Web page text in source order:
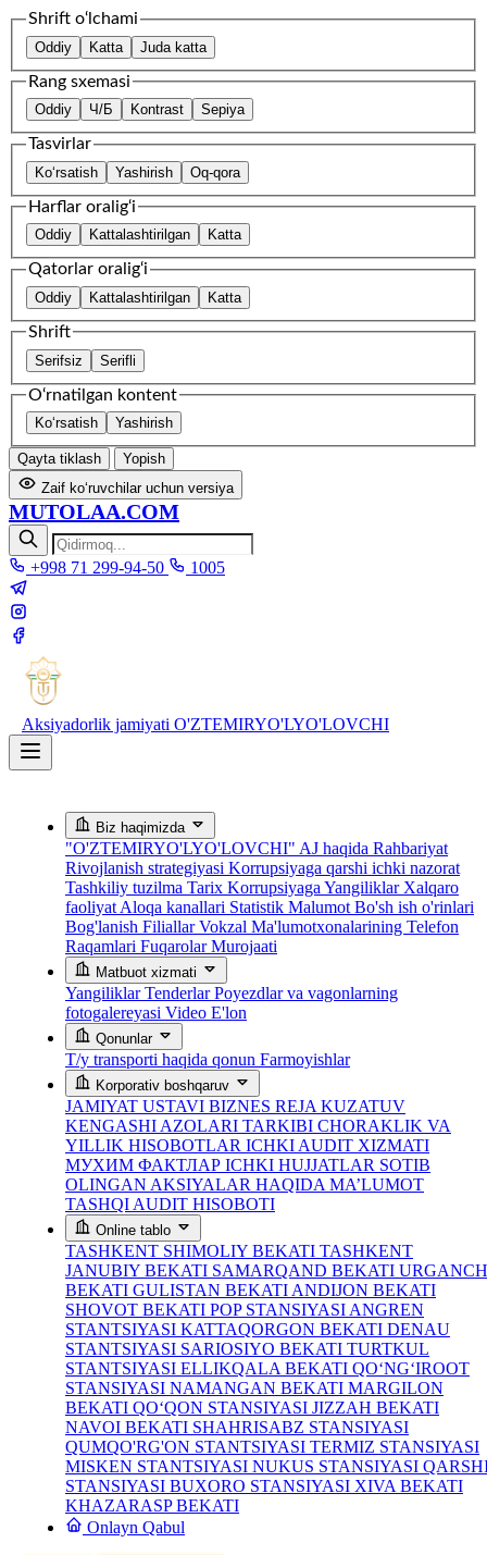
Shrift o‘lchami
Oddiy Katta Juda katta
Rang sxemasi
Oddiy Ч/Б Kontrast Sepiya
Tasvirlar
Ko‘rsatish Yashirish Oq-qora
Harflar oralig‘i
Oddiy Kattalashtirilgan Katta
Qatorlar oralig‘i
Oddiy Kattalashtirilgan Katta
Shrift
Serifsiz Serifli
O‘rnatilgan kontent
Ko‘rsatish Yashirish
Qayta tiklash
Yopish
Zaif ko‘ruvchilar uchun versiya
MUTOLAA.COM
+998 71 299-94-50 1005
Aksiyadorlik jamiyati O'ZTEMIRYO'LYO'LOVCHI
Biz haqimizda
"O'ZTEMIRYO'LYO'LOVCHI" AJ haqida Rahbariyat
Rivojlanish strategiyasi Korrupsiyaga qarshi ichki nazorat
Tashkiliy tuzilma Tarix Korrupsiyaga Yangiliklar Xalqaro
faoliyat Aloqa kanallari Statistik Malumot Bo'sh ish o'rinlari
Bog'lanish FiliallarVokzal Ma'lumotxonalarining Telefon
Raqamlari Fuqarolar Murojaati
Matbuot xizmati
YangiliklarTenderlarPoyezdlar va vagonlarning
fotogalereyasi Video E'lon
Qonunlar
T/y transporti haqida qonun Farmoyishlar
Korporativ boshqaruv
JAMIYAT USTAVI BIZNES REJA KUZATUV
KENGASHI AZOLARI TARKIBI CHORAKLIK VA
YILLIK HISOBOTLAR ICHKI AUDIT XIZMATI
МУХИМ ФАКТЛАР ICHKI HUJJATLAR SOTIB
OLINGAN AKSIYALAR HAQIDA MA’LUMOT
TASHQI AUDIT HISOBOTI
Online tablo
TASHKENT SHIMOLIY BEKATI TASHKENT
JANUBIY BEKATI SAMARQAND BEKATI URGANCH
BEKATI GULISTAN BEKATI ANDIJON BEKATI
SHOVOT BEKATI POP STANSIYASI ANGREN
STANTSIYASI KATTAQORGON BEKATI DENAU
STANTSIYASI SARIOSIYO BEKATI TURTKUL
STANTSIYASI ELLIKQALA BEKATI QO‘NG‘IROOT
STANSIYASI NAMANGAN BEKATI MARGILON
BEKATI QO‘QON STANSIYASI JIZZAH BEKATI
NAVOI BEKATI SHAHRISABZ STANSIYASI
QUMQO'RG'ON STANTSIYASI TERMIZ STANSIYASI
MISKEN STANTSIYASI NUKUS STANSIYASI
STANSIYASI BUXORO STANSIYASI XIVA BEKATI
KHAZARASP BEKATI
Onlayn Qabul